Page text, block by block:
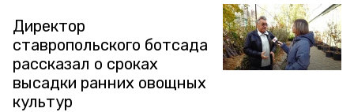
Директор
ставропольского ботсада
рассказал о сроках
высадки ранних овощных
культур